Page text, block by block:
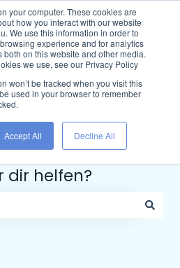
your computer. These cookies are
how you interact with our website
We use this information in order to
experience and for analytics
on this website and other media.
we use, see our Privacy Policy
won’t be tracked when you visit this
used in your browser to remember
Accept All Decline All
für Übersetzungen anzeigen
Support kontaktieren
dir helfen?